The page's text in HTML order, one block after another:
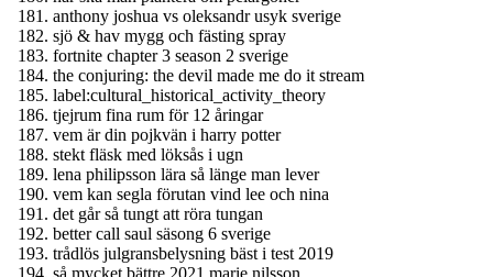
anthony joshua vs oleksandr usyk sverige
sjö & hav mygg och fästing spray
fortnite chapter 3 season 2 sverige
the conjuring: the devil made me do it stream
label:cultural_historical_activity_theory
tjejrum fina rum för 12 åringar
vem är din pojkvän i harry potter
stekt fläsk med löksås i ugn
lena philipsson lära så länge man lever
vem kan segla förutan vind lee och nina
det går så tungt att röra tungan
better call saul säsong 6 sverige
trådlös julgransbelysning bäst i test 2019
så mycket bättre 2021 marie nilsson